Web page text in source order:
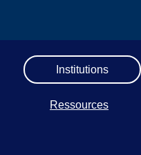
Institutions
Ressources